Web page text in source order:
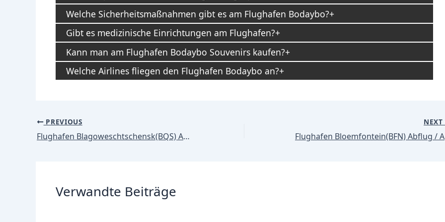
Welche Sicherheitsmaßnahmen gibt es am Flughafen Bodaybo?
Gibt es medizinische Einrichtungen am Flughafen?
Kann man am Flughafen Bodaybo Souvenirs kaufen?
Welche Airlines fliegen den Flughafen Bodaybo an?
Post
navigation
PREVIOUS
Flughafen Blagoweschtschensk(BQS) Abflug / Abflüge
NEXT
Verwandte Beiträge